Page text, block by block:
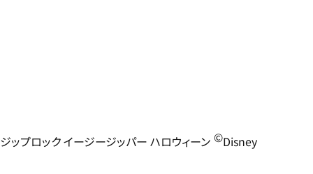
ジップロック イージージッパー ハロウィーン ©Disney